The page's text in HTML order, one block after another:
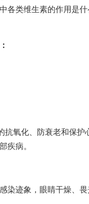
各类维生素的作用 是
氧化、防衰老和保护
疾病。
迹象，眼睛干燥、畏